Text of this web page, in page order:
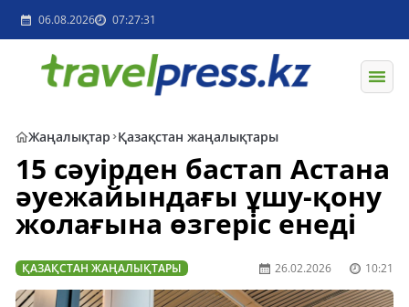
06.08.2026 07:27:31
Жаңалықтар Қазақстан жаңалықтары
15 сәуірден бастап Астана
әуежайындағы ұшу-қону
жолағына өзгеріс енеді
ҚАЗАҚСТАН ЖАҢАЛЫҚТАРЫ 26.02.2026 10:21